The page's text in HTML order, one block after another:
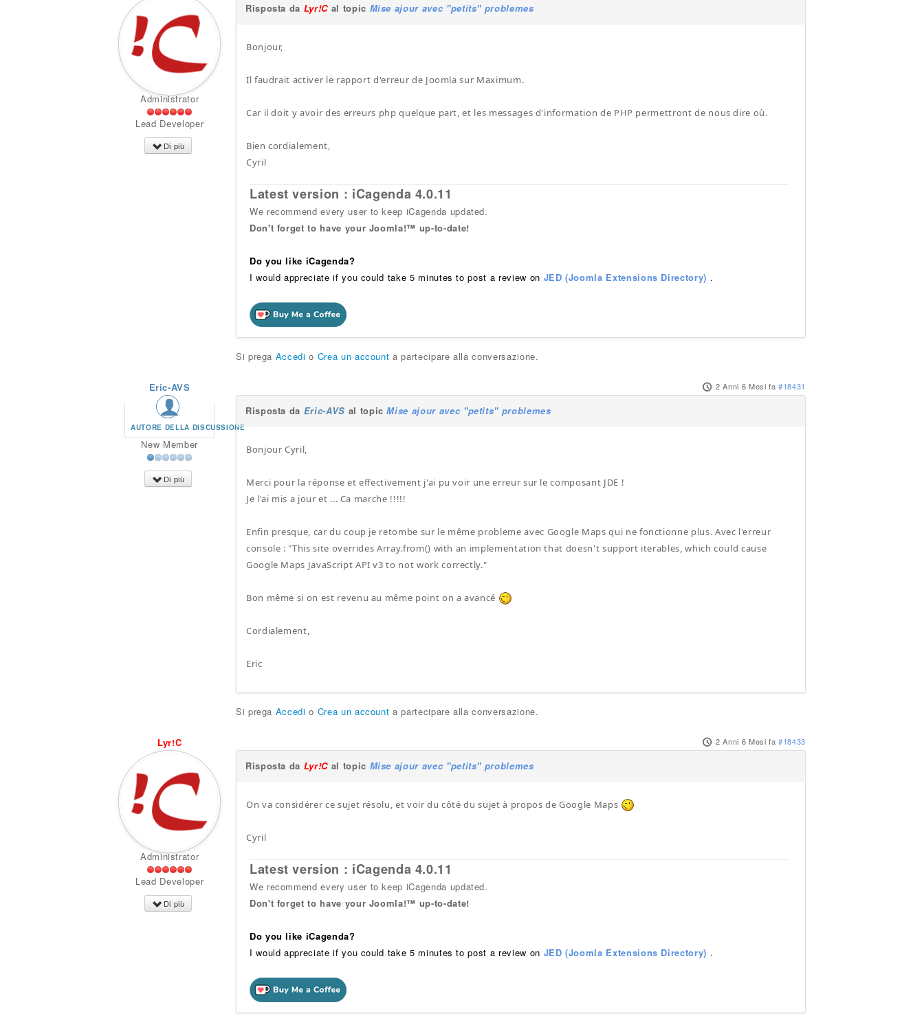
Administrator
Lead Developer
Di più
Risposta da Lyr!C al topic Mise ajour avec "petits" problemes
Bonjour,
Il faudrait activer le rapport d'erreur de Joomla sur Maximum.
Car il doit y avoir des erreurs php quelque part, et les messages d'information de PHP permettront de nous dire où.
Bien cordialement,
Cyril
Latest version : iCagenda 4.0.11
We recommend every user to keep iCagenda updated.
Don't forget to have your Joomla!™ up-to-date!
Do you like iCagenda?
I would appreciate if you could take 5 minutes to post a review on JED (Joomla Extensions Directory) .
Si prega Accedi o Crea un account a partecipare alla conversazione.
Eric-AVS
AUTORE DELLA DISCUSSIONE
New Member
Di più
2 Anni 6 Mesi fa #18431
Risposta da Eric-AVS al topicMise ajour avec "petits" problemes
Bonjour Cyril,
Merci pour la réponse et effectivement j'ai pu voir une erreur sur le composant JDE !
Je l'ai mis a jour et ... Ca marche !!!!!
Enfin presque, car du coup je retombe sur le même probleme avec Google Maps qui ne fonctionne plus. Avec l'erreur
console : "This site overrides Array.from() with an implementation that doesn't support iterables, which could cause
Google Maps JavaScript API v3 to not work correctly."
Bon même si on est revenu au même point on a avancé
Cordialement,
Eric
Si prega Accedi o Crea un account a partecipare alla conversazione.
Lyr!C
Administrator
Lead Developer
Di più
2 Anni 6 Mesi fa #18433
Risposta da Lyr!C al topic Mise ajour avec "petits" problemes
On va considérer ce sujet résolu, et voir du côté du sujet à propos de Google Maps
Cyril
Latest version : iCagenda 4.0.11
We recommend every user to keep iCagenda updated.
Don't forget to have your Joomla!™ up-to-date!
Do you like iCagenda?
I would appreciate if you could take 5 minutes to post a review on JED (Joomla Extensions Directory) .